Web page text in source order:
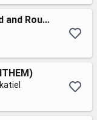
Mingle Game Song "Round and Round" (cover by Bongo Cat)